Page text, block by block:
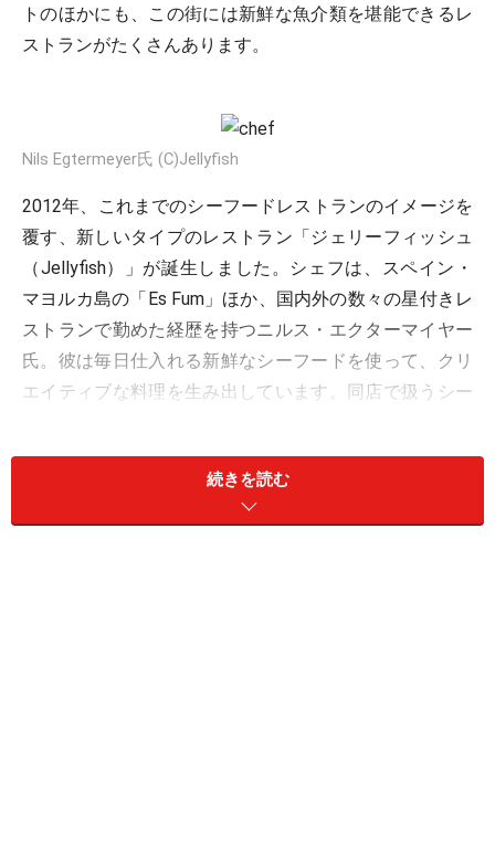
トのほかにも、この街には新鮮な魚介類を堪能できるレ
ストランがたくさんあります。
Nils Egtermeyer氏 (C)Jellyfish
2012年、これまでのシーフードレストランのイメージを
覆す、新しいタイプのレストラン「ジェリーフィッシュ
（Jellyfish）」が誕生しました。シェフは、スペイン・
マヨルカ島の「Es Fum」ほか、国内外の数々の星付きレ
ストランで勤めた経歴を持つニルス・エクターマイヤー
氏。彼は毎日仕入れる新鮮なシーフードを使って、クリ
エイティブな料理を生み出しています。同店で扱うシー
フード専門店で「サステナビリティ（持続可能性）」を
掲げるというのは、なかなか思い切った選択で、とても
意義あることだと思います。
続きを読む